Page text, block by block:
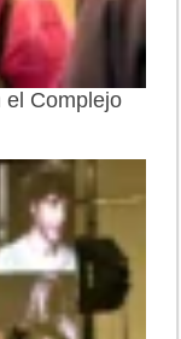
el Complejo